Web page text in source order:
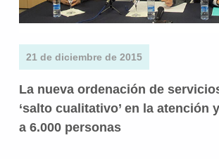
21 de diciembre de 2015
La nueva ordenación de
‘salto cualitativo’ en la atención
a 6.000 personas